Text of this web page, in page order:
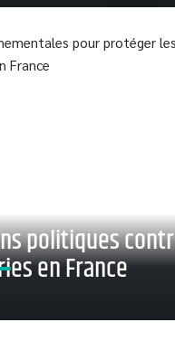
politiques
en France